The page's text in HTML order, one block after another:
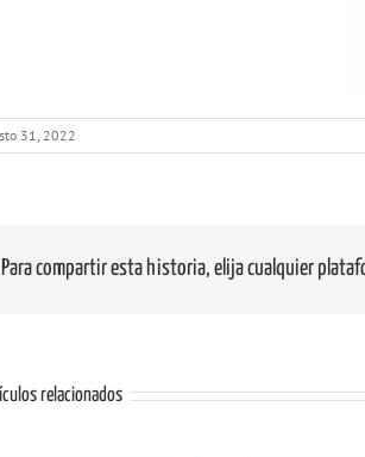
31, 2022
Para compartir esta historia, elija cualquier
relacionados